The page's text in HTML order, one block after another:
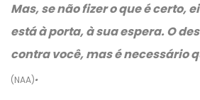
Mas, se não fizer o que é certo,
está à porta, à sua espera. O
contra você, mas é necessário
(NAA).